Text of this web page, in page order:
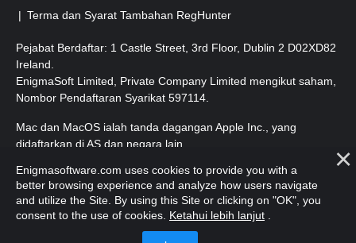
Terma dan Syarat Tambahan RegHunter
Pejabat Berdaftar: 1 Castle Street, 3rd Floor, Dublin 2 D02XD82
Ireland.
EnigmaSoft Limited, Private Company Limited mengikut saham,
Nombor Pendaftaran Syarikat 597114.
Mac dan MacOS ialah tanda dagangan Apple Inc., yang
didaftarkan di AS dan negara lain.
Hak Cipta 2016-2026 . EnigmaSoft Ltd. Hak Cipta Terpelihara.
Enigmasoftware.com uses cookies to provide you with a
better browsing experience and analyze how users navigate
and utilize the Site. By using this Site or clicking on "OK", you
consent to the use of cookies. Ketahui lebih lanjut